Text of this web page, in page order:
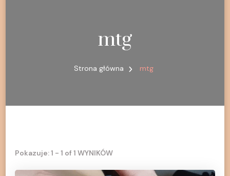
mtg
Strona główna mtg
Pokazuje: 1 - 1 of 1 WYNIKÓW